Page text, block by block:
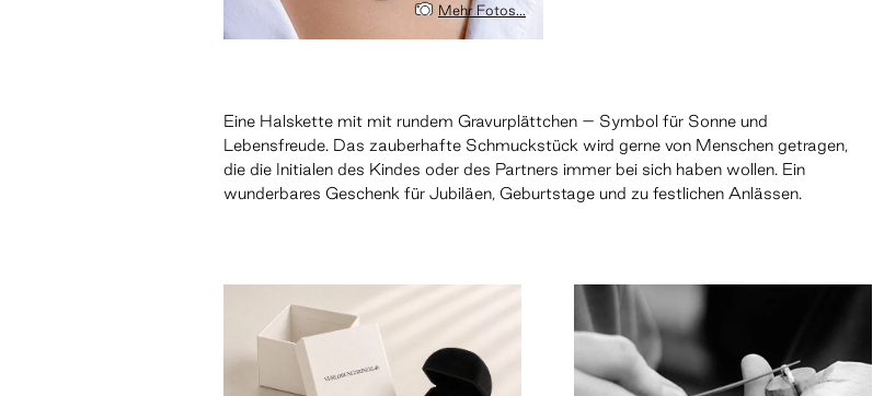
Mehr Fotos...
Eine Halskette mit mit rundem Gravurplättchen – Symbol für Sonne und
Lebensfreude. Das zauberhafte Schmuckstück wird gerne von Menschen getragen,
die die Initialen des Kindes oder des Partners immer bei sich haben wollen. Ein
wunderbares Geschenk für Jubiläen, Geburtstage und zu festlichen Anlässen.